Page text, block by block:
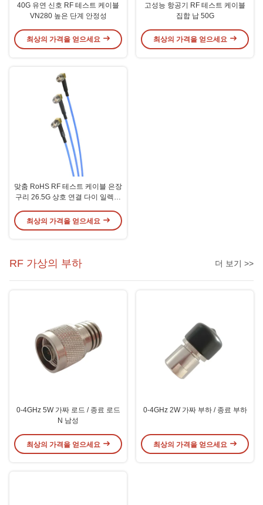
40G 유연 신호 RF 테스트 케이블
VN280 높은 단계 안정성
최상의 가격을 얻으세요
고성능 항공기 RF 테스트 케이블
집합 납 50G
최상의 가격을 얻으세요
맞춤 RoHS RF 테스트 케이블 은장
구리 26.5G 상호 연결 다이 일렉트
최상의 가격을 얻으세요
RF 가상의 부하 더 보기 >>
0-4GHz 5W 가짜 로드 / 종료 로드
N 남성
최상의 가격을 얻으세요
0-4GHz 2W 가짜 부하 / 종료 부하
최상의 가격을 얻으세요